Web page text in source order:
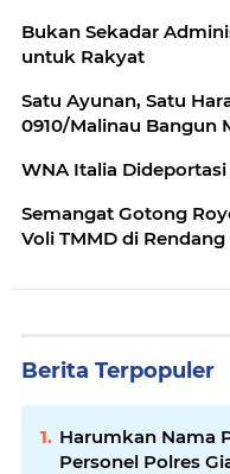
Bukan Sekadar
untuk Rakyat
Satu Ayunan, Satu
0910/Malinau Bangun
WNA Italia
Semangat Gotong
Voli TMMD di
Berita Terpopuler
Harumkan Nama
Personel Polres